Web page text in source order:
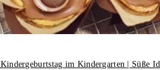
im Kindergarten | Süße